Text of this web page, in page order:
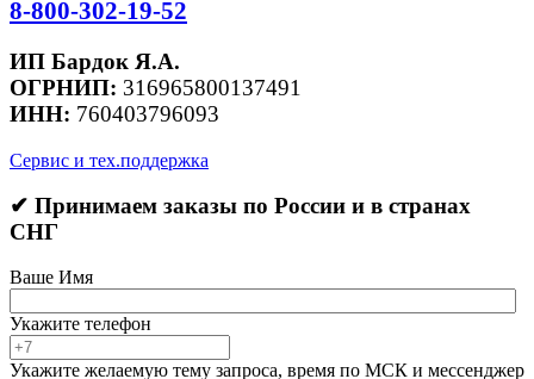
8-800-302-19-52
ИП Бардок Я.А.
ОГРНИП: 316965800137491
ИНН: 760403796093
Сервис и тех.поддержка
✔ Принимаем заказы по России и в странах
СНГ
Ваше Имя
Укажите телефон
Укажите желаемую тему запроса, время по МСК и мессенджер